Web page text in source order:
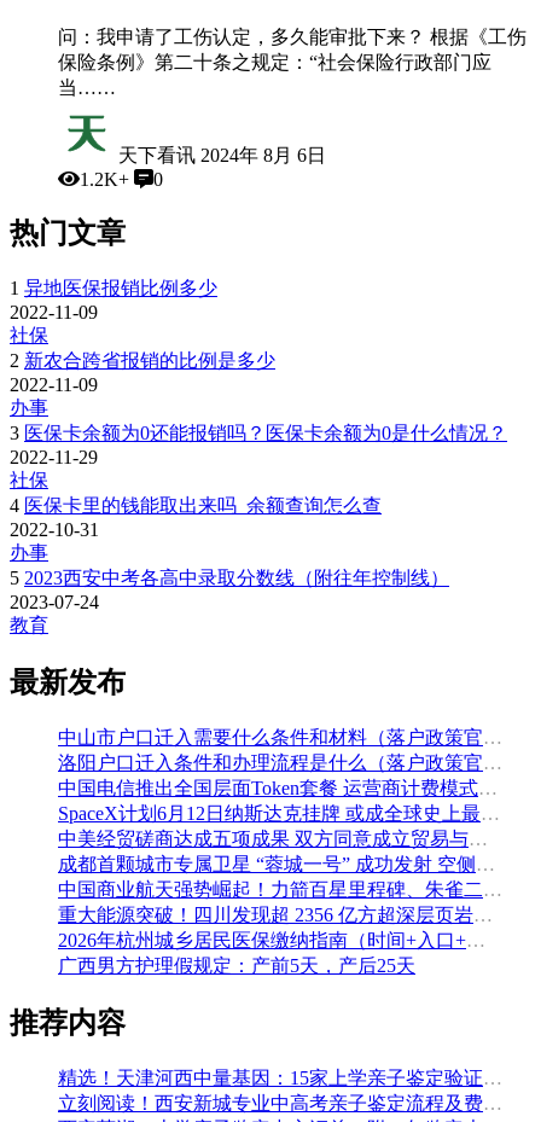
问：我申请了工伤认定，多久能审批下来？ 根据《工伤
保险条例》第二十条之规定：“社会保险行政部门应
当……
天下看讯 2024年 8月 6日
1.2K+
0
热门文章
1 异地医保报销比例多少
2022-11-09
社保
2 新农合跨省报销的比例是多少
2022-11-09
办事
3 医保卡余额为0还能报销吗？医保卡余额为0是什么情况？
2022-11-29
社保
4 医保卡里的钱能取出来吗_余额查询怎么查
2022-10-31
办事
5 2023西安中考各高中录取分数线（附往年控制线）
2023-07-24
教育
最新发布
中山市户口迁入需要什么条件和材料（落户政策官方解读）
洛阳户口迁入条件和办理流程是什么（落户政策官方问答汇总）
中国电信推出全国层面Token套餐 运营商计费模式从”流量”迈向”算力”
SpaceX计划6月12日纳斯达克挂牌 或成全球史上最大规模IPO
中美经贸磋商达成五项成果 双方同意成立贸易与投资双理事会
成都首颗城市专属卫星 “蓉城一号” 成功发射 空侧直转模式同步落地 双重大突破助力国际门户枢纽建设
中国商业航天强势崛起！力箭百星里程碑、朱雀二号改进型发射成功
重大能源突破！四川发现超 2356 亿方超深层页岩气田，保障国家能源安全
2026年杭州城乡居民医保缴纳指南（时间+入口+金额）
广西男方护理假规定：产前5天，产后25天
推荐内容
精选！天津河西中量基因：15家上学亲子鉴定验证组织收集（附2026年鉴定办理攻略）
立刻阅读！西安新城专业中高考亲子鉴定流程及费用(附鉴定机构查询一览)